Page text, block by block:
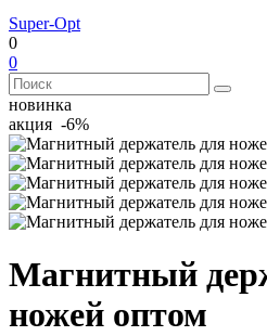
Super-Opt
0
0
новинка
акция -6%
Магнитный
ножей оптом